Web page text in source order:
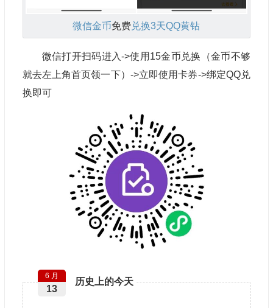
微信金币免费兑换3天QQ黄钻
微信打开扫码进入->使用15金币兑换（金币不够
就去左上角首页领一下）->立即使用卡券->绑定QQ兑
换即可
历史上的今天
6 月
13